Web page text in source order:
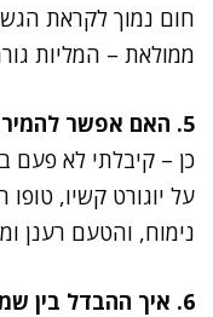
חום נמוך לקראת
ממולאת – המליות
5. האם אפשר להמיר ליוגורט תחליפים ללא חלב?
כן – קיבלתי לא פעם
על יוגורט קשיו, טופו
נימוח, והטעם רענן
6. איך ההבדל בין שמרים לאבקת אפיה במתכון הזה?